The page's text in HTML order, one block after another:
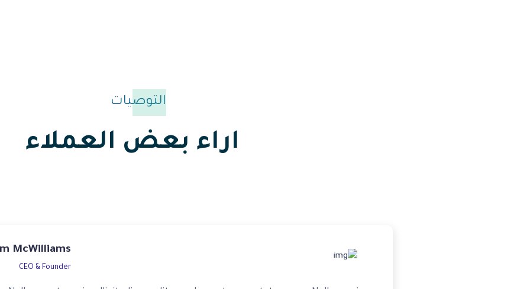
التوصيات
اراء بعض العملاء
McWilliams
CEO & Founder